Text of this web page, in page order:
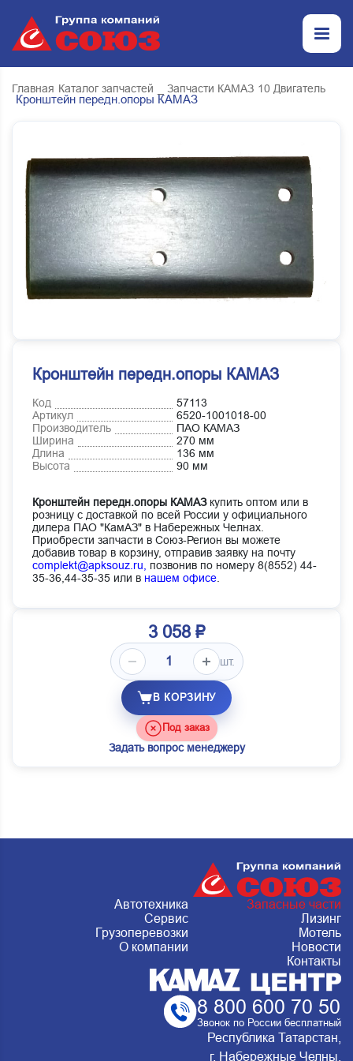
Главная Каталог запчастей _ Запчасти КАМАЗ 10 Двигатель
Кронштейн передн.опоры КАМАЗ
Кронштейн передн.опоры КАМАЗ
Код
57113
Артикул
6520-1001018-00
Производитель
ПАО КАМАЗ
Ширина
270 мм
Длина
136 мм
Высота
90 мм
Кронштейн передн.опоры КАМАЗкупить оптом или в
розницу с доставкой по всей России у официального
дилера ПАО "КамАЗ" в Набережных Челнах.
Приобрести запчасти в Союз-Регион вы можете
добавив товар в корзину, отправив заявку на почту
complekt@apksouz.ru,
позвонив по номеру 8(8552) 44-
35-36,44-35-35 или в нашем офисе
3 058 ₽
шт.
В КОРЗИНУ
Под заказ
Задать вопрос менеджеру
Автотехника
Запасные части
Сервис
Лизинг
Грузоперевозки
Мотель
О компании
Новости
Контакты
8 800 600 70 50
Звонок по России бесплатный
Республика Татарстан,
г. Набережные Челны,